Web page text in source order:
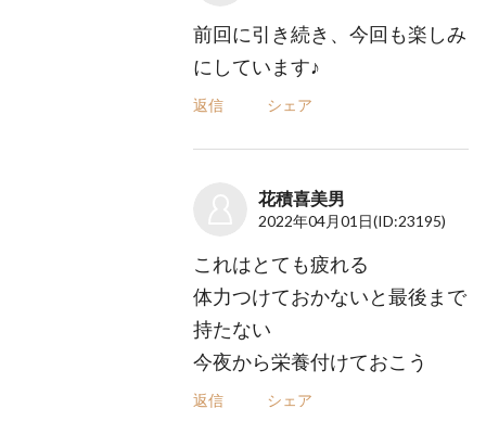
前回に引き続き、今回も楽しみ
にしています♪
返信 シェア
花積喜美男
2022年04月01日(ID:23195)
これはとても疲れる
体力つけておかないと最後まで
持たない
今夜から栄養付けておこう
返信 シェア